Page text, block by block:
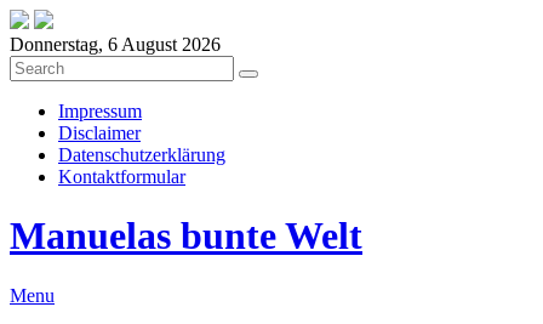
Donnerstag, 6 August 2026
Impressum
Disclaimer
Datenschutzerklärung
Kontaktformular
Manuelas bunte Welt
Menu